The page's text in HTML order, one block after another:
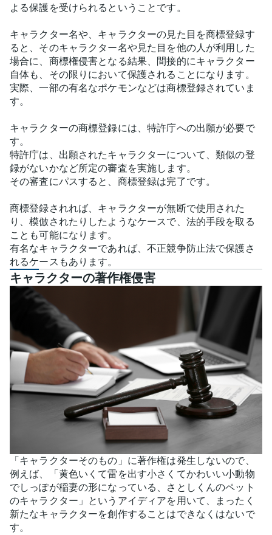
よる保護を受けられるということです。
キャラクター名や、キャラクターの見た目を商標登録す
ると、そのキャラクター名や見た目を他の人が利用した
場合に、商標権侵害となる結果、間接的にキャラクター
自体も、その限りにおいて保護されることになります。
実際、一部の有名なポケモンなどは商標登録されていま
す。
キャラクターの商標登録には、特許庁への出願が必要で
す。
特許庁は、出願されたキャラクターについて、類似の登
録がないかなど所定の審査を実施します。
その審査にパスすると、商標登録は完了です。
商標登録されれば、キャラクターが無断で使用された
り、模倣されたりしたようなケースで、法的手段を取る
ことも可能になります。
有名なキャラクターであれば、不正競争防止法で保護さ
れるケースもあります。
キャラクターの著作権侵害
「キャラクターそのもの」に著作権は発生しないので、
例えば、「黄色いくて雷を出す小さくてかわいい小動物
でしっぽが稲妻の形になっている、さとしくんのペット
のキャラクター」というアイディアを用いて、まったく
新たなキャラクターを創作することはできなくはないで
す。